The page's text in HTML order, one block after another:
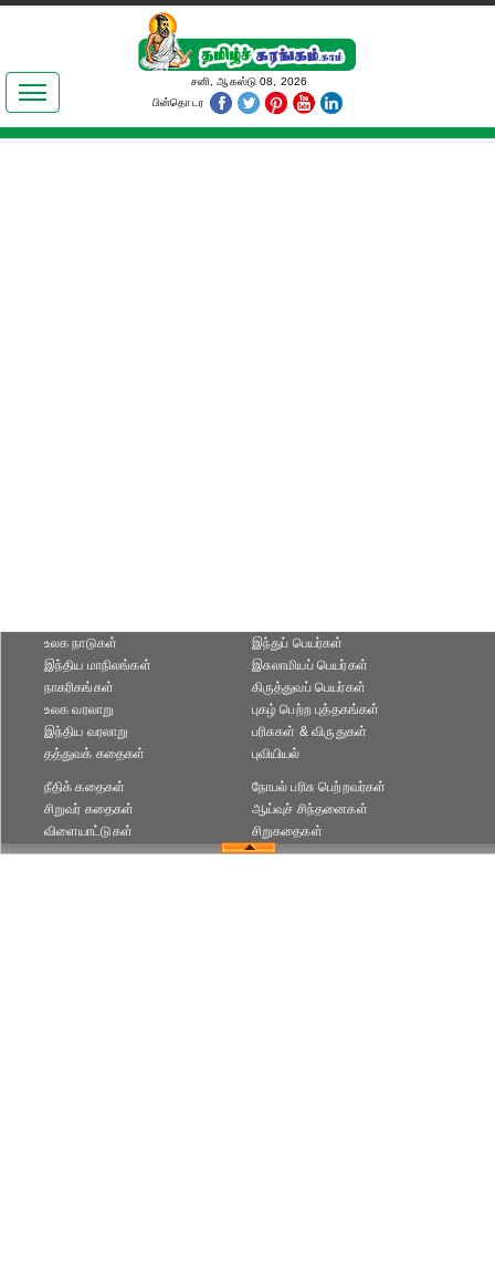
இலக்கியங்கள்
தமிழ் உலகம்
சனி, ஆகஸ்டு 08, 2026
பின்தொடர
உலக நாடுகள்
இந்திய மாநிலங்கள்
நாகரிகங்கள்
இந்துப் பெயர்கள்
இசுலாமியப் பெயர்கள்
கிருத்துவப் பெயர்கள்
உலக வரலாறு
இந்திய வரலாறு
தத்துவக் கதைகள்
புகழ் பெற்ற புத்தகங்கள்
பரிசுகள் & விருதுகள்
புவியியல்
நீதிக் கதைகள்
சிறுவர் கதைகள்
விளையாட்டுகள்
நோபல் பரிசு‎ பெற்றவர்‎கள்
ஆய்வுச் சிந்தனைகள்
சிறுகதைகள்